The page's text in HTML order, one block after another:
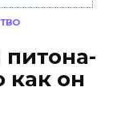
как он